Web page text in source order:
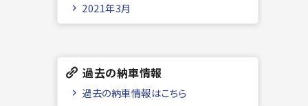
2021年3月
過去の納車情報
過去の納車情報はこちら